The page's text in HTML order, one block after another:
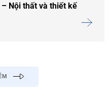
Nội thất và thiết kế